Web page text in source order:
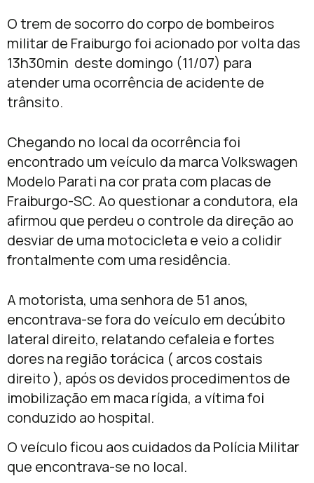
O trem de socorro do corpo de bombeiros
militar de Fraiburgo foi acionado por volta das
13h30min deste domingo (11/07) para
atender uma ocorrência de acidente de
trânsito.
Chegando no local da ocorrência foi
encontrado um veículo da marca Volkswagen
Modelo Parati na cor prata com placas de
Fraiburgo-SC. Ao questionar a condutora, ela
afirmou que perdeu o controle da direção ao
desviar de uma motocicleta e veio a colidir
frontalmente com uma residência.
A motorista, uma senhora de 51 anos,
encontrava-se fora do veículo em decúbito
lateral direito, relatando cefaleia e fortes
dores na região torácica ( arcos costais
direito ), após os devidos procedimentos de
imobilização em maca rígida, a vítima foi
conduzido ao hospital.
O veículo ficou aos cuidados da Polícia Militar
que encontrava-se no local.